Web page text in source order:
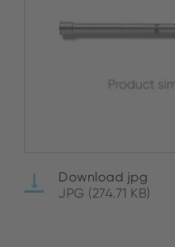
Download jpg
JPG (274.71 KB)